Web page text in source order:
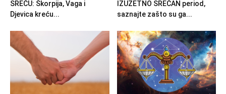
SREĆU: Škorpija, Vaga i
Djevica kreću...
IZUZETNO SREĆAN period,
saznajte zašto su ga...